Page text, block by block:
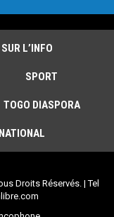
L’INFO
SPORT
TOGO DIASPORA
Droits Réservés. | Tel